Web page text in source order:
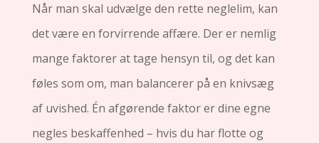
Når man skal udvælge den rette neglelim, kan
det være en forvirrende affære. Der er nemlig
mange faktorer at tage hensyn til, og det kan
føles som om, man balancerer på en knivsæg
af uvished. Én afgørende faktor er dine egne
negles beskaffenhed – hvis du har flotte og